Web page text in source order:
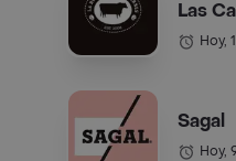
Las
Hoy,
Sagal
Hoy,